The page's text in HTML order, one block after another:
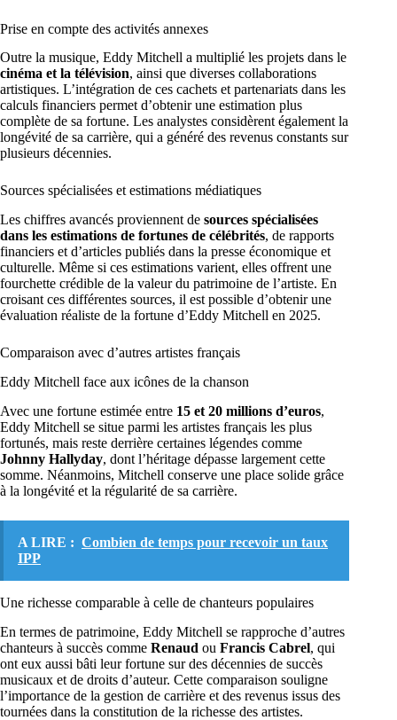
Prise en compte des activités annexes
Outre la musique, Eddy Mitchell a multiplié les projets dans le
cinéma et la télévision, ainsi que diverses collaborations
artistiques. L’intégration de ces cachets et partenariats dans les
calculs financiers permet d’obtenir une estimation plus
complète de sa fortune. Les analystes considèrent également la
longévité de sa carrière, qui a généré des revenus constants sur
plusieurs décennies.
Sources spécialisées et estimations médiatiques
Les chiffres avancés proviennent de sources spécialisées
dans les estimations de fortunes de célébrités, de rapports
financiers et d’articles publiés dans la presse économique et
culturelle. Même si ces estimations varient, elles offrent une
fourchette crédible de la valeur du patrimoine de l’artiste. En
croisant ces différentes sources, il est possible d’obtenir une
évaluation réaliste de la fortune d’Eddy Mitchell en 2025.
Comparaison avec d’autres artistes français
Eddy Mitchell face aux icônes de la chanson
Avec une fortune estimée entre 15 et 20 millions d’euros,
Eddy Mitchell se situe parmi les artistes français les plus
fortunés, mais reste derrière certaines légendes comme
Johnny Hallyday, dont l’héritage dépasse largement cette
somme. Néanmoins, Mitchell conserve une place solide grâce
à la longévité et la régularité de sa carrière.
A LIRE : Combien de temps pour recevoir un taux
IPP
Une richesse comparable à celle de chanteurs populaires
En termes de patrimoine, Eddy Mitchell se rapproche d’autres
chanteurs à succès comme Renaud ou Francis Cabrel, qui
ont eux aussi bâti leur fortune sur des décennies de succès
musicaux et de droits d’auteur. Cette comparaison souligne
l’importance de la gestion de carrière et des revenus issus des
tournées dans la constitution de la richesse des artistes.